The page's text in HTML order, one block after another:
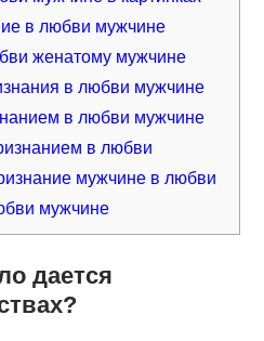
в любви мужчине
женатому мужчине
в любви мужчине
в любви мужчине
в любви
мужчине в любви
мужчине
дается